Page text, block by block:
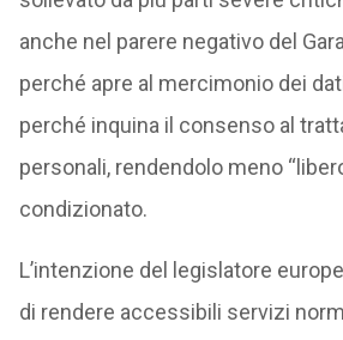
anche nel parere negativo del
perché apre al mercimonio dei
perché inquina il consenso al
personali, rendendolo meno
condizionato.
L’intenzione del legislatore
di rendere accessibili servizi